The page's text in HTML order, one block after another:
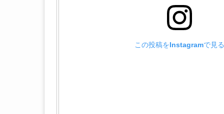
この投稿をInstagramで見る